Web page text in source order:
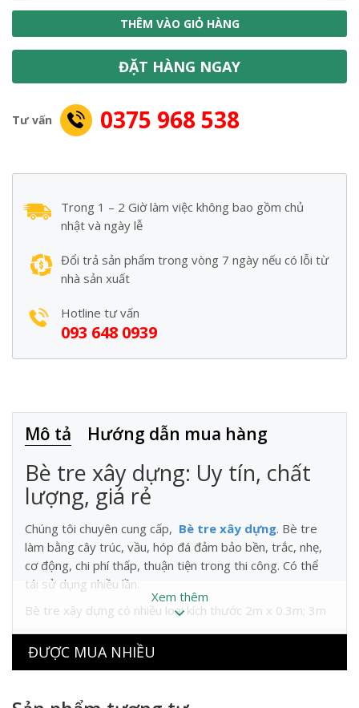
THÊM VÀO GIỎ HÀNG
ĐẶT HÀNG NGAY
Tư vấn 0375 968 538
Trong 1 – 2 Giờ làm việc không bao gồm chủ
nhật và ngày lễ
Đổi trả sản phẩm trong vòng 7 ngày nếu có lỗi từ
nhà sản xuất
Hotline tư vấn
093 648 0939
Mô tả Hướng dẫn mua hàng
Bè tre xây dựng: Uy tín, chất
lượng, giá rẻ
Chúng tôi chuyên cung cấp, Bè tre xây dựng. Bè tre
làm bằng cây trúc, vầu, hóp đá đảm bảo bền, trắc, nhẹ,
cơ động, chi phí thấp, thuận tiện trong thi công. Có thể
tái sử dụng nhiều lần.
Bè tre xây dựng có nhiều loại kích thước 2m x 0.3m; 3m
điểm công trình. Các tổ chức, cá nhân, tổ chức trên địa
Xem thêm
ĐƯỢC MUA NHIỀU